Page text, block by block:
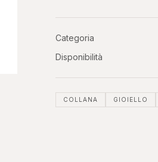
Categoria
Disponibilità
COLLANA GIOIELLO